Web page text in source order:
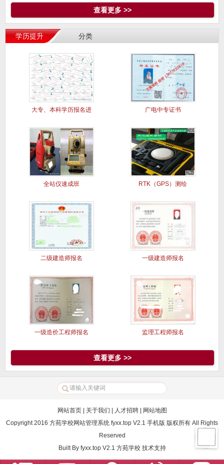
查看更多 >>
学历提升 分类
大专、本科学历报名进 广电中专证书
全站仪速成班 RTK（GPS）测绘
二级建造师报名 一级建造师报名
一级造价工程师报名 监理工程师报名
查看更多 >>
网站首页| 关于我们 人才招聘|
网站地图
Copyright 2016 方苑学校网站管理系统 fyxx.top V2.1 手机版 版权所有 All Rights
Reserved
Built By fyxx.top V2.1 方苑学校技术支持